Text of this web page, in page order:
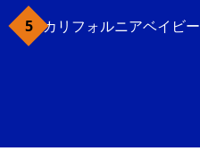
カリフォルニアベイビー